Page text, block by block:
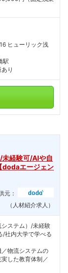
ヒューリック浅
駅
り
未経験可/AIや自
dodaエージェン
元：
（人材紹介求人）
システム）/未経験
/社内大学で学べる
／物流システムの
した教育体制／